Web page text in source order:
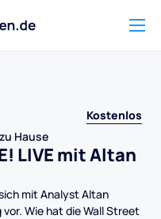
Kostenlos
Hause
LIVE mit Altan
mit Analyst Altan
Wie hat die Wall Street